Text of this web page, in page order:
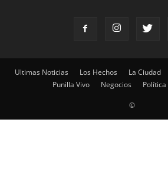
Ultimas Noticias Los Hechos La Ciudad
Punilla Vivo
Negocios
©